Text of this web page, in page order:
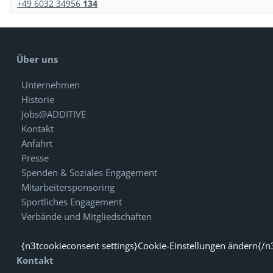
+49 6032 34956 134
Über uns
Unternehmen
Historie
Jobs@ADDITIVE
Kontakt
Anfahrt
Presse
Spenden & Soziales Engagement
Mitarbeitersponsoring
Sportliches Engagement
Verbände und Mitgliedschaften
{n3tcookieconsent settings}Cookie-Einstellungen ändern{/
Kontakt